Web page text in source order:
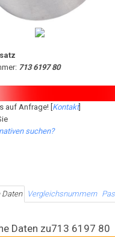
713 6197 80
auf Anfrage! [ Kontakt]
suchen?
Daten Vergleichsnummern
Daten zu713 6197 80